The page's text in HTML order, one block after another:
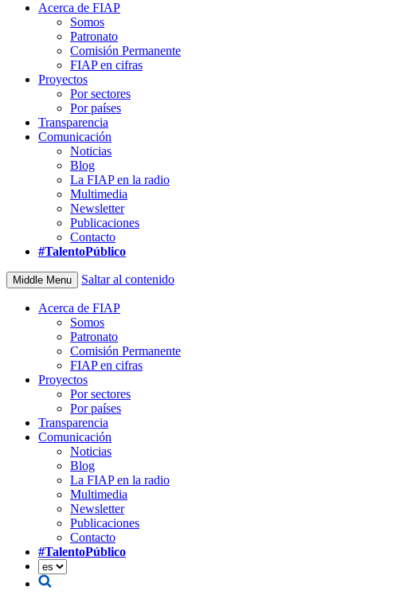
Acerca de FIAP
Somos
Patronato
Comisión Permanente
FIAP en cifras
Proyectos
Por sectores
Por países
Transparencia
Comunicación
Noticias
Blog
La FIAP en la radio
Multimedia
Newsletter
Publicaciones
Contacto
#TalentoPúblico
Middle Menu Saltar al contenido
Acerca de FIAP
Somos
Patronato
Comisión Permanente
FIAP en cifras
Proyectos
Por sectores
Por países
Transparencia
Comunicación
Noticias
Blog
La FIAP en la radio
Multimedia
Newsletter
Publicaciones
Contacto
#TalentoPúblico